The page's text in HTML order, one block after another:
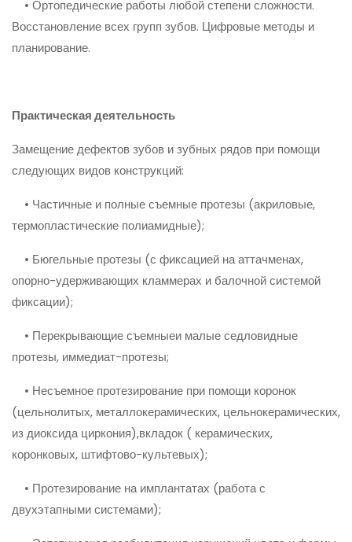
• Ортопедические работы любой степени сложности.
Восстановление всех групп зубов. Цифровые методы и
планирование.
Практическая деятельность
Замещение дефектов зубов и зубных рядов при помощи
следующих видов конструкций:
• Частичные и полные съемные протезы (акриловые,
термопластические полиамидные);
• Бюгельные протезы (с фиксацией на аттачменах,
опорно-удерживающих кламмерах и балочной системой
фиксации);
• Перекрывающие съемныеи малые седловидные
протезы, иммедиат-протезы;
• Несъемное протезирование при помощи коронок
(цельнолитых, металлокерамических, цельнокерамических,
из диоксида циркония),вкладок ( керамических,
коронковых, штифтово-культевых);
• Протезирование на имплантатах (работа с
двухэтапными системами);